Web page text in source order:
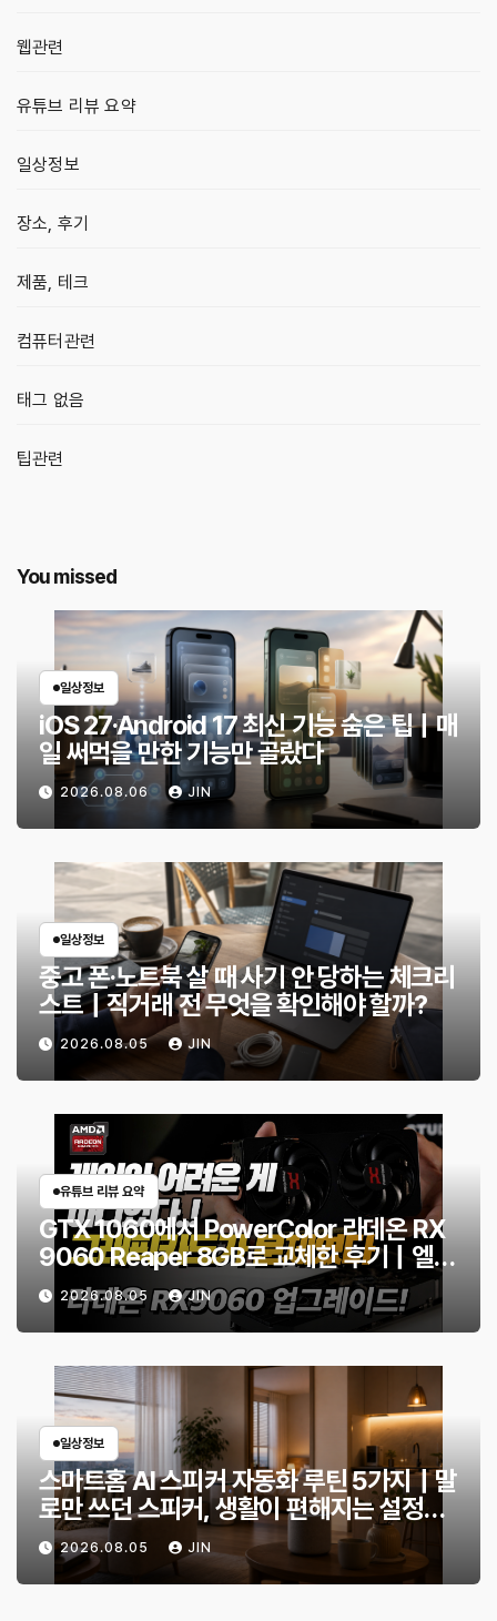
웹관련
유튜브 리뷰 요약
일상정보
장소, 후기
제품, 테크
컴퓨터관련
태그 없음
팁관련
You missed
일상정보
iOS 27·Android 17 최신 기능 숨은 팁｜매
일 써먹을 만한 기능만 골랐다
2026.08.06 JIN
일상정보
중고 폰·노트북 살 때 사기 안 당하는 체크리
스트｜직거래 전 무엇을 확인해야 할까?
2026.08.05 JIN
유튜브 리뷰 요약
GTX 1060에서 PowerColor 라데온 RX
9060 Reaper 8GB로 교체한 후기｜엘든
링·몬스터 헌터 와일즈 체감 변화
2026.08.05 JIN
일상정보
스마트홈 AI 스피커 자동화 루틴 5가지｜말
로만 쓰던 스피커, 생활이 편해지는 설정
은?2026.08.05 JIN